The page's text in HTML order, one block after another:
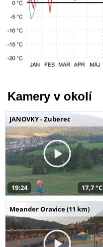
Kamery v okolí
JANOVKY - Zuberec
19:24 17,7 °C
Meander Oravice (11 km)